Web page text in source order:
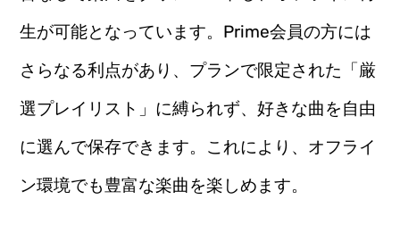
生が可能となっています。Prime会員の方には
さらなる利点があり、プランで限定された「厳
選プレイリスト」に縛られず、好きな曲を自由
に選んで保存できます。これにより、オフライ
ン環境でも豊富な楽曲を楽しめます。